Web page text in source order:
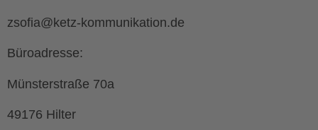
zsofia@ketz-kommunikation.de
Büroadresse:
Münsterstraße 70a
49176 Hilter